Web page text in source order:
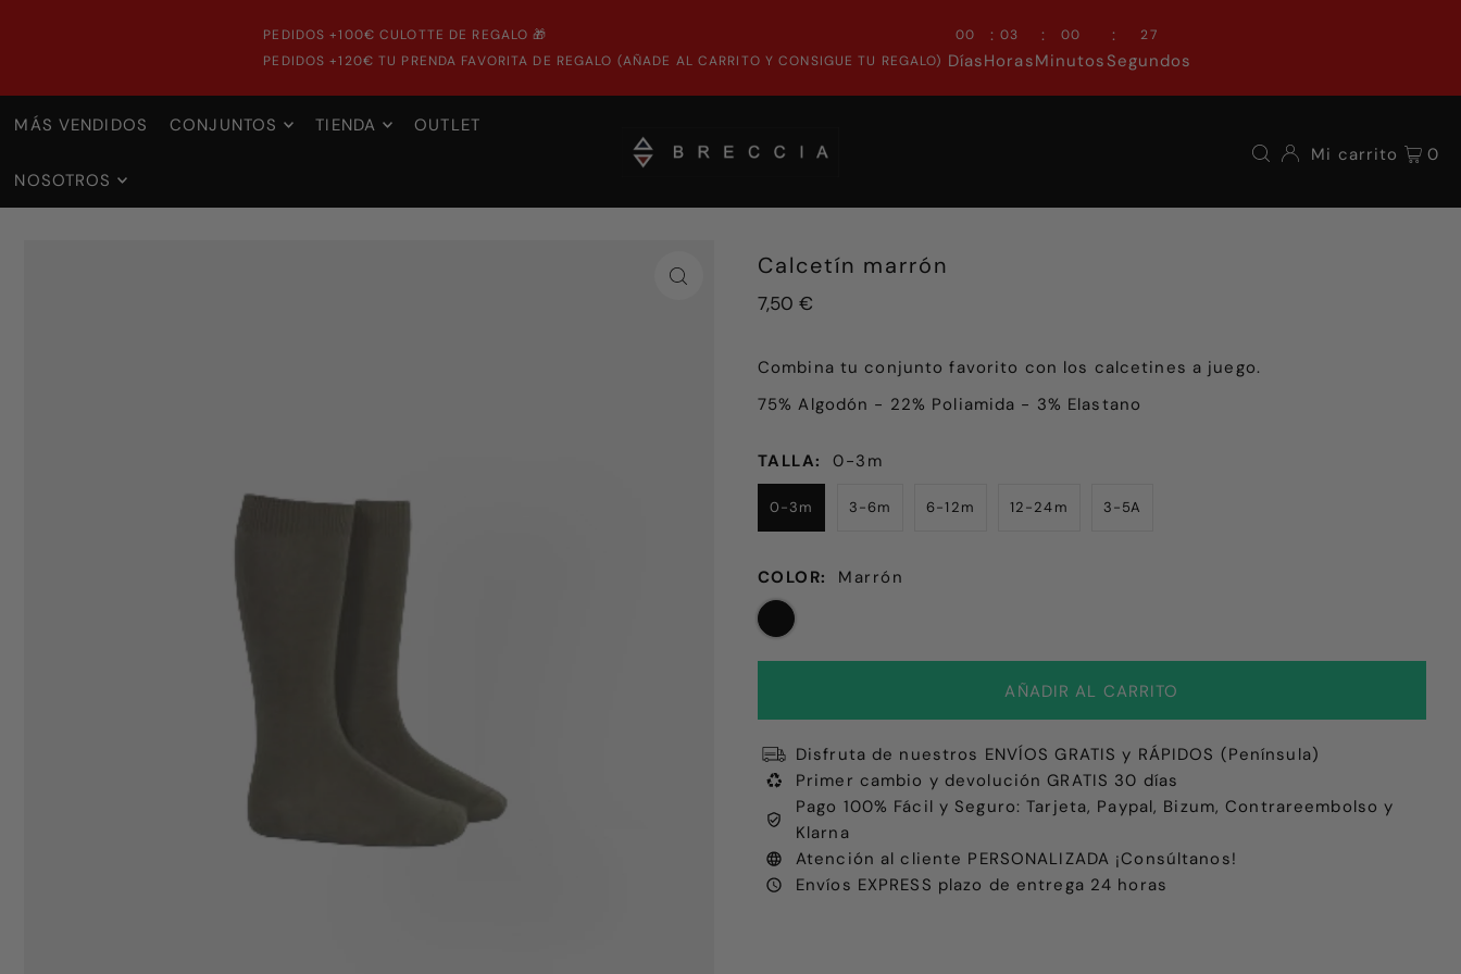
PEDIDOS +100€ CULOTTE DE REGALO 🎁
PEDIDOS +120€ TU PRENDA FAVORITA DE REGALO (AÑADE AL CARRITO Y CONSIGUE TU REGALO)
00
Días
: 03
Horas
: 00
Minutos
: 26
Segundos
MÁS VENDIDOS CONJUNTOS TIENDA OUTLET
NOSOTROS
Mi carrito 0
Calcetín marrón
7,50 €
Combina tu conjunto favorito con los calcetines a juego.
75% Algodón - 22% Poliamida - 3% Elastano
TALLA: 0-3m
0-3m 3-6m 6-12m 12-24m 3-5A
COLOR: Marrón
Disfruta de nuestros ENVÍOS GRATIS y RÁPIDOS (Península)
Primer cambio y devolución GRATIS 30 días
Pago 100% Fácil y Seguro: Tarjeta, Paypal, Bizum, Contrareembolso y
Klarna
Atención al cliente PERSONALIZADA ¡Consúltanos!
Envíos EXPRESS plazo de entrega 24 horas